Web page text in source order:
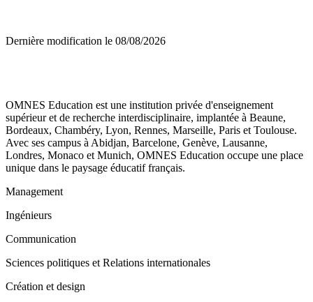
Dernière modification le 08/08/2026
OMNES Education est une institution privée d'enseignement
supérieur et de recherche interdisciplinaire, implantée à Beaune,
Bordeaux, Chambéry, Lyon, Rennes, Marseille, Paris et Toulouse.
Avec ses campus à Abidjan, Barcelone, Genève, Lausanne,
Londres, Monaco et Munich, OMNES Education occupe une place
unique dans le paysage éducatif français.
Management
Ingénieurs
Communication
Sciences politiques et Relations internationales
Création et design